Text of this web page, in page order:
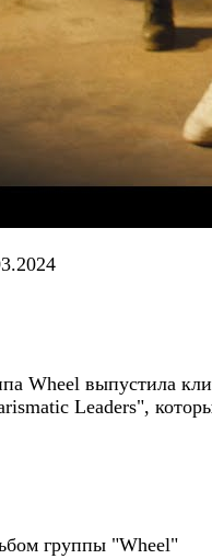
Wheel выпустила
Leaders",
группы "Wheel"